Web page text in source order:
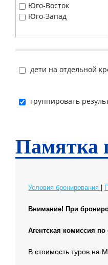
Юго-Восток
Юго-Запад
дети на отдельной
группировать
Памятка
Условия бронирования
Внимание! При
Агентская комиссия по
В стоимость туров на